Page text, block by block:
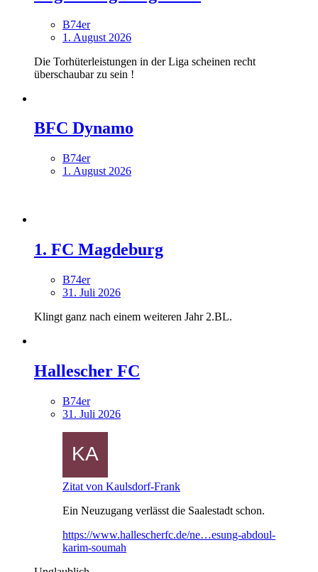
B74er
1. August 2026
Die Torhüterleistungen in der Liga scheinen recht
überschaubar zu sein !
BFC Dynamo
B74er
1. August 2026
1. FC Magdeburg
B74er
31. Juli 2026
Klingt ganz nach einem weiteren Jahr 2.BL.
Hallescher FC
B74er
31. Juli 2026
Zitat von Kaulsdorf-Frank
Ein Neuzugang verlässt die Saalestadt schon.
https://www.hallescherfc.de/ne…esung-abdoul-
karim-soumah